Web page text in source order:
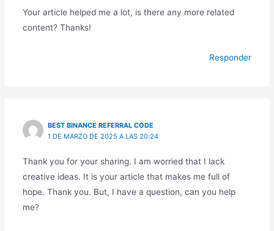
Your article helped me a lot, is there any more related
content? Thanks!
Responder
BEST BINANCE REFERRAL CODE
1 DE MARZO DE 2025 A LAS 20:24
Thank you for your sharing. I am worried that I lack
creative ideas. It is your article that makes me full of
hope. Thank you. But, I have a question, can you help
me?